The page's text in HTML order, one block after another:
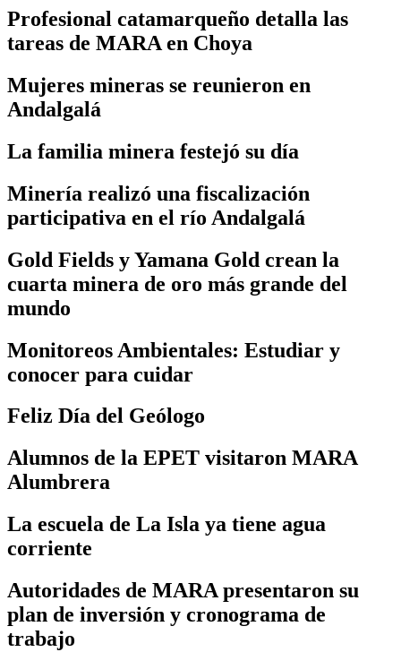
Profesional catamarqueño detalla las
tareas de MARA en Choya
Mujeres mineras se reunieron en
Andalgalá
La familia minera festejó su día
Minería realizó una fiscalización
participativa en el río Andalgalá
Gold Fields y Yamana Gold crean la
cuarta minera de oro más grande del
mundo
Monitoreos Ambientales: Estudiar y
conocer para cuidar
Feliz Día del Geólogo
Alumnos de la EPET visitaron MARA
Alumbrera
La escuela de La Isla ya tiene agua
corriente
Autoridades de MARA presentaron su
plan de inversión y cronograma de
trabajo